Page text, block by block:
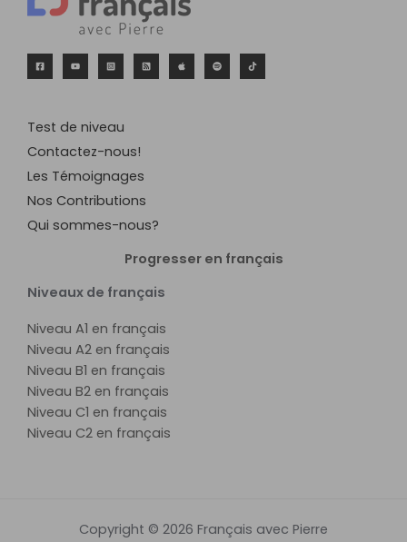
Test de niveau
Contactez-nous!
Les Témoignages
Nos Contributions
Qui sommes-nous?
Progresser en français
Niveaux de français
Niveau A1 en français
Niveau A2 en français
Niveau B1 en français
Niveau B2 en français
Niveau C1 en français
Niveau C2 en français
Copyright © 2026 Français avec Pierre